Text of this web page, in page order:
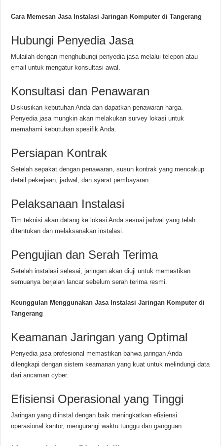
Cara Memesan Jasa Instalasi Jaringan Komputer di Tangerang
Hubungi Penyedia Jasa
Mulailah dengan menghubungi penyedia jasa melalui telepon atau
email untuk mengatur konsultasi awal.
Konsultasi dan Penawaran
Diskusikan kebutuhan Anda dan dapatkan penawaran harga.
Penyedia jasa mungkin akan melakukan survey lokasi untuk
memahami kebutuhan spesifik Anda.
Persiapan Kontrak
Setelah sepakat dengan penawaran, susun kontrak yang mencakup
detail pekerjaan, jadwal, dan syarat pembayaran.
Pelaksanaan Instalasi
Tim teknisi akan datang ke lokasi Anda sesuai jadwal yang telah
ditentukan dan melaksanakan instalasi.
Pengujian dan Serah Terima
Setelah instalasi selesai, jaringan akan diuji untuk memastikan
semuanya berjalan lancar sebelum serah terima resmi.
Keunggulan Menggunakan Jasa Instalasi Jaringan Komputer di
Tangerang
Keamanan Jaringan yang Optimal
Penyedia jasa profesional memastikan bahwa jaringan Anda
dilengkapi dengan sistem keamanan yang kuat untuk melindungi data
dari ancaman cyber.
Efisiensi Operasional yang Tinggi
Jaringan yang diinstal dengan baik meningkatkan efisiensi
operasional kantor, mengurangi waktu tunggu dan gangguan.